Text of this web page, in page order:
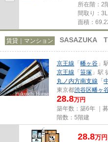
所在階：2
間取り：
面積：
賃貸｜マンション SASAZUKA
京王線 「幡ヶ谷 」
京王線 「笹塚 」駅
丸ノ内方南支線 「
東京都渋谷区幡ヶ
28.8万円
築年数：築6年 ｜募
階数：5階建
28.8万円